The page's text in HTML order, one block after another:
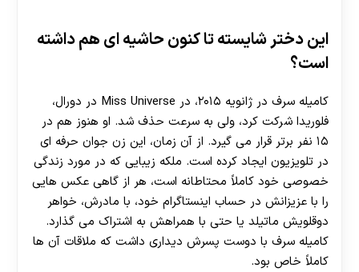
هات بت
این دختر شایسته تا کنون حاشیه ای هم داشته
است؟
کامیله سرف در ژانویه ۲۰۱۵، در Miss Universe در دورال،
فلوریدا شرکت کرد، ولی به سرعت حذف شد. او هنوز هم در
۱۵ نفر برتر قرار می گیرد. از آن زمان، این زن جوان حرفه ای
در تلویزیون ایجاد کرده است. ملکه زیبایی که در مورد زندگی
خصوصی خود کاملاً محتاطانه است، هر از گاهی عکس هایی
را با عزیزانش در حساب اینستاگرام خود، با مادرش، خواهر
دوقلویش ماتیلد یا حتی با همراهش به اشتراک می گذارد.
کامیله سرف با دوست پسرش دیداری داشت که ملاقات آن ها
کاملاً خاص بود.